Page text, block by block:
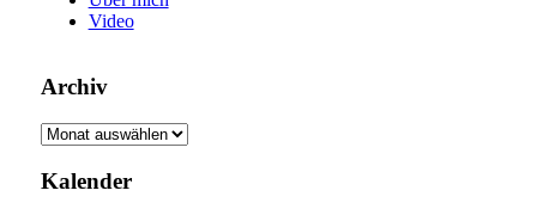
Video
Archiv
Archiv
Kalender